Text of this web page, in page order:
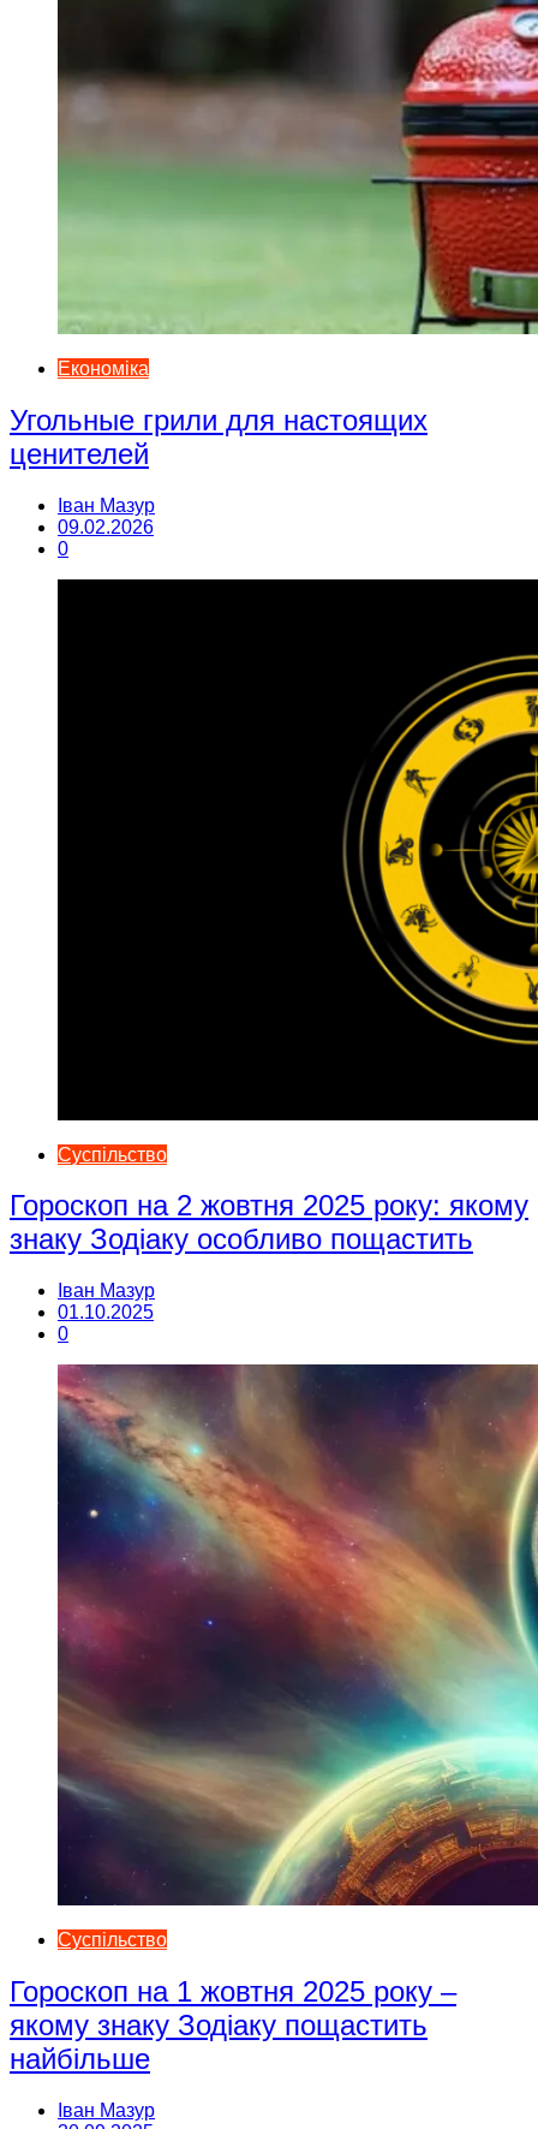
Економіка
Угольные грили для настоящих
ценителей
Іван Мазур
09.02.2026
0
Суспільство
Гороскоп на 2 жовтня 2025 року: якому
знаку Зодіаку особливо пощастить
Іван Мазур
01.10.2025
0
Суспільство
Гороскоп на 1 жовтня 2025 року –
якому знаку Зодіаку пощастить
найбільше
Іван Мазур